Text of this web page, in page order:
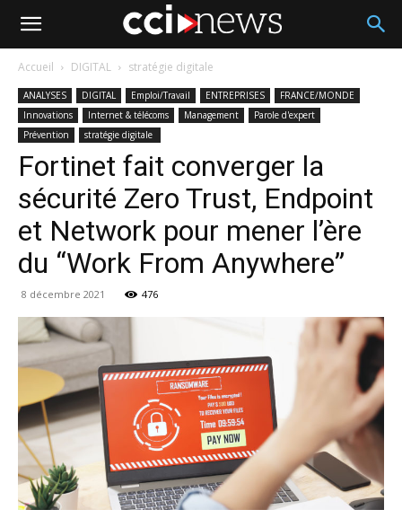
Accueil DIGITAL stratégie digitale
ANALYSES DIGITAL Emploi/Travail ENTREPRISES
FRANCE/MONDE
Innovations
Internet & télécoms Management
Parole d'expert
Prévention
stratégie digitale
Fortinet fait converger la
sécurité Zero Trust, Endpoint
et Network pour mener l’ère
du “Work From Anywhere”
8 décembre 2021 476